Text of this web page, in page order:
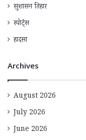
सुशासन तिहार
स्पोर्ट्स
हादसा
Archives
August 2026
July 2026
June 2026